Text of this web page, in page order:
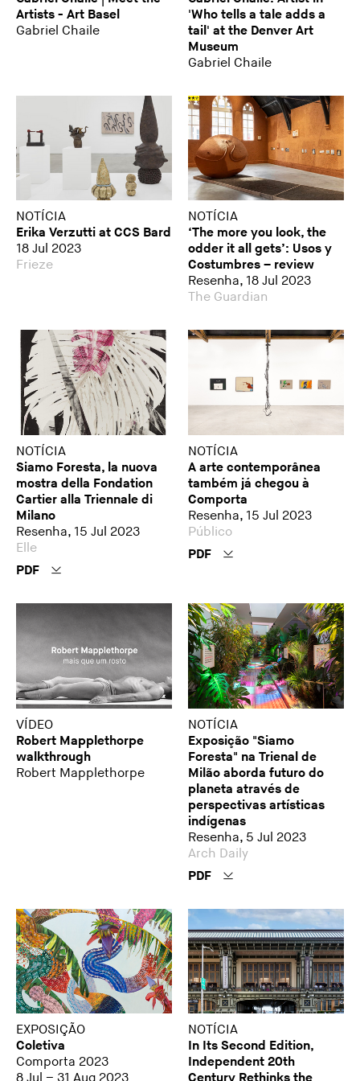
Artists - Art Basel
Gabriel Chaile
'Who tells a tale adds a
tail' at the Denver Art
Museum
Gabriel Chaile
NOTÍCIA
Erika Verzutti at CCS Bard
18 Jul 2023
Frieze
NOTÍCIA
‘The more you look, the
odder it all gets’: Usos y
Costumbres – review
Resenha, 18 Jul 2023
The Guardian
NOTÍCIA
Siamo Foresta, la nuova
mostra della Fondation
Cartier alla Triennale di
Milano
Resenha, 15 Jul 2023
Elle
PDF
NOTÍCIA
A arte contemporânea
também já chegou à
Comporta
Resenha, 15 Jul 2023
Público
PDF
VÍDEO
Robert Mapplethorpe
walkthrough
Robert Mapplethorpe
NOTÍCIA
Exposição "Siamo
Foresta" na Trienal de
Milão aborda futuro do
planeta através de
perspectivas artísticas
indígenas
Resenha, 5 Jul 2023
Arch Daily
PDF
EXPOSIÇÃO
Coletiva
Comporta 2023
NOTÍCIA
In Its Second Edition,
Independent 20th